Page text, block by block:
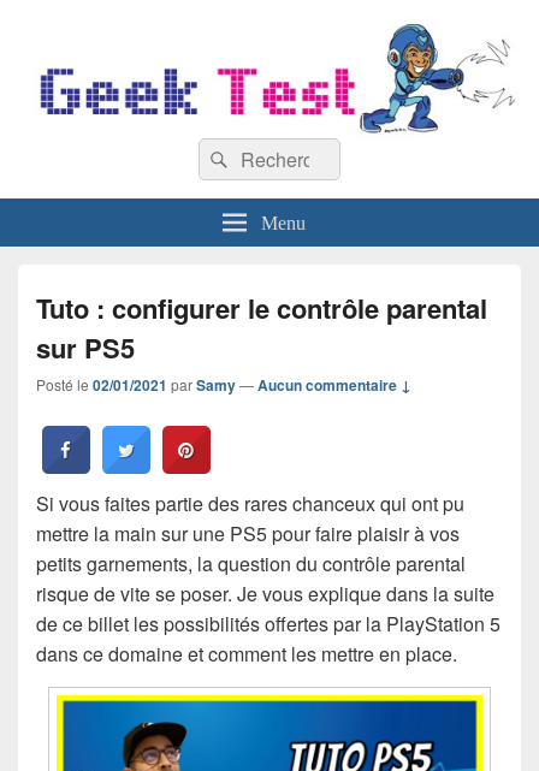
Recherche :
Rechercher
Menu
Tuto : configurer le contrôle parental
sur PS5
Posté le 02/01/2021 parSamy—Aucun commentaire ↓
Si vous faites partie des rares chanceux qui ont pu
mettre la main sur une PS5 pour faire plaisir à vos
petits garnements, la question du contrôle parental
risque de vite se poser. Je vous explique dans la suite
de ce billet les possibilités offertes par la PlayStation 5
dans ce domaine et comment les mettre en place.